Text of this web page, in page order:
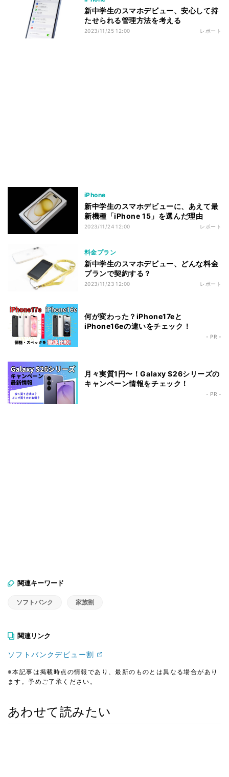
新中学生のスマホデビュー、安心して持
たせられる管理方法を考える
2023/11/25 12:00 レポート
iPhone
新中学生のスマホデビューに、あえて最
新機種「iPhone 15」を選んだ理由
2023/11/24 12:00 レポート
料金プラン
新中学生のスマホデビュー、どんな料金
プランで契約する？
2023/11/23 12:00 レポート
何が変わった？iPhone17eと
iPhone16eの違いをチェック！
- PR -
月々実質1円〜！Galaxy S26シリーズの
キャンペーン情報をチェック！
- PR -
関連キーワード
ソフトバンク 家族割
関連リンク
ソフトバンクデビュー割
※本記事は掲載時点の情報であり、最新のものとは異なる場合があり
ます。予めご了承ください。
あわせて読みたい